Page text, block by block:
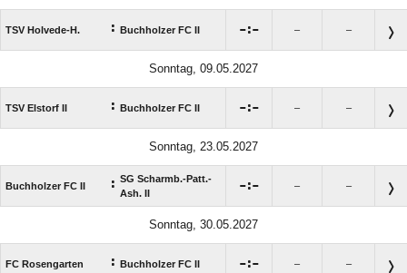
TSV Holvede-H. : Buchholzer FC II : – –
Sonntag, 09.05.2027
TSV Elstorf II : Buchholzer FC II : – –
Sonntag, 23.05.2027
Buchholzer FC II : SG Scharmb.-Patt.-
Ash. II
: – –
Sonntag, 30.05.2027
FC Rosengarten : Buchholzer FC II : – –